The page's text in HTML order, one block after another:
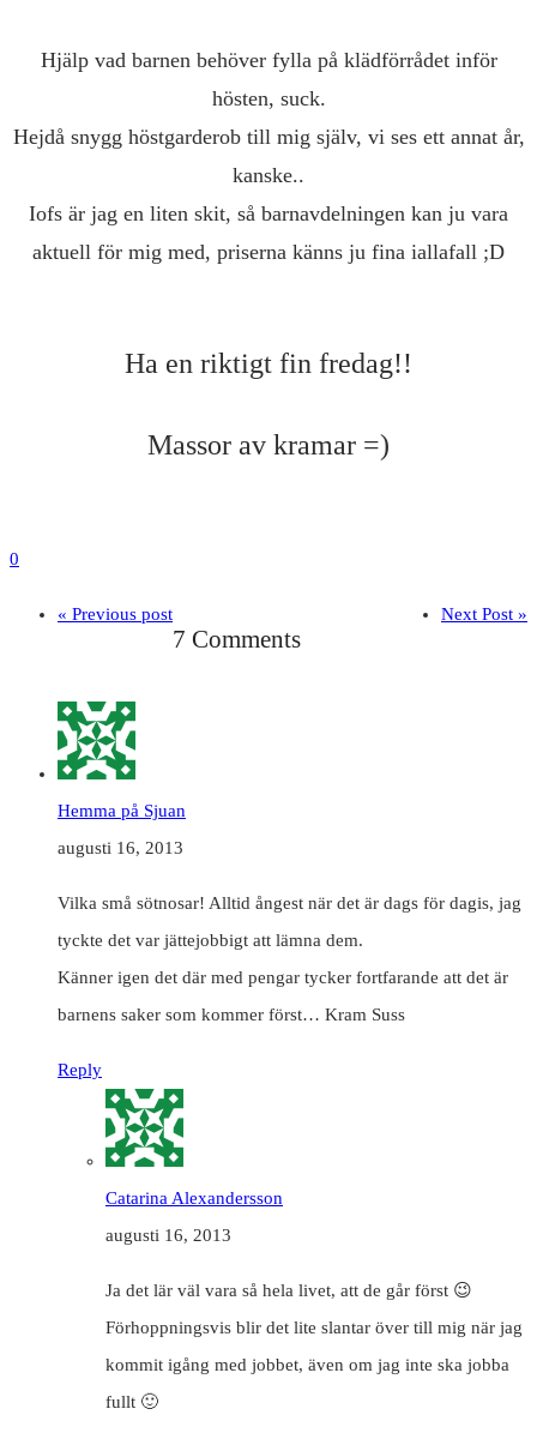
Hjälp vad barnen behöver fylla på klädförrådet inför
hösten, suck.
Hejdå snygg höstgarderob till mig själv, vi ses ett annat år,
kanske..
Iofs är jag en liten skit, så barnavdelningen kan ju vara
aktuell för mig med, priserna känns ju fina iallafall ;D
Ha en riktigt fin fredag!!
Massor av kramar =)
0
« Previous post Next Post »
7 Comments
Hemma på Sjuan
augusti 16, 2013
Vilka små sötnosar! Alltid ångest när det är dags för dagis, jag
tyckte det var jättejobbigt att lämna dem.
Känner igen det där med pengar tycker fortfarande att det är
barnens saker som kommer först… Kram Suss
Reply
Catarina Alexandersson
augusti 16, 2013
Ja det lär väl vara så hela livet, att de går först 😉
Förhoppningsvis blir det lite slantar över till mig när jag
kommit igång med jobbet, även om jag inte ska jobba
fullt 🙂